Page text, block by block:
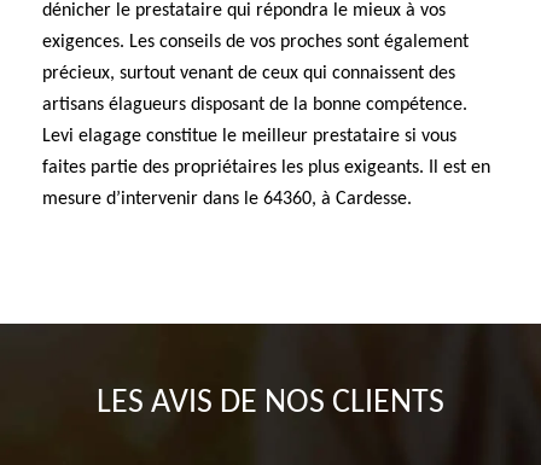
dénicher le prestataire qui répondra le mieux à vos
exigences. Les conseils de vos proches sont également
précieux, surtout venant de ceux qui connaissent des
artisans élagueurs disposant de la bonne compétence.
Levi elagage constitue le meilleur prestataire si vous
faites partie des propriétaires les plus exigeants. Il est en
mesure d’intervenir dans le 64360, à Cardesse.
LES AVIS DE NOS CLIENTS